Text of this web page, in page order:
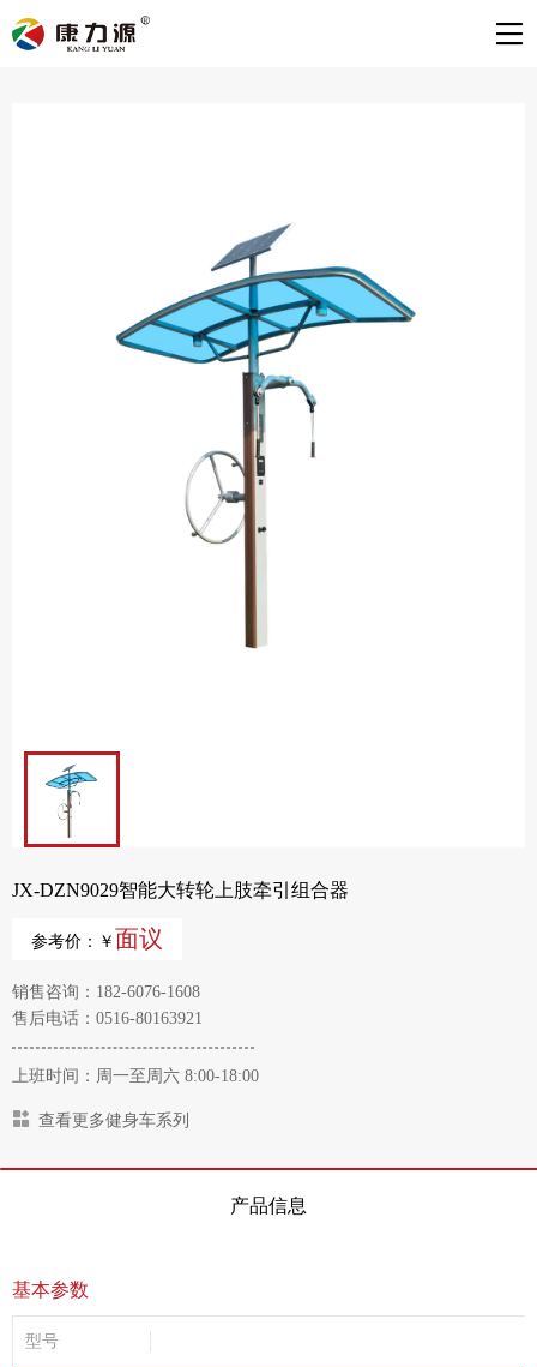
JX-DZN9029智能大转轮上肢牵引组合器
参考价：￥ 面议
销售咨询：182-6076-1608
售后电话：0516-80163921
上班时间：周一至周六 8:00-18:00
查看更多健身车系列
产品信息
基本参数
型号